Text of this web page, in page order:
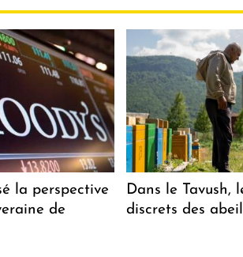
la perspective
de
Dans le Tavush,
discrets des